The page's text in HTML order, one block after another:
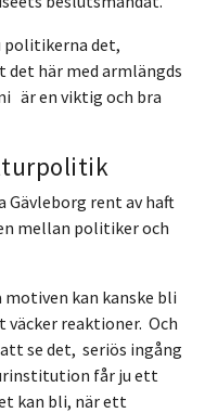
politikerna det,
det här med armlängds
är en viktig och bra
Gävleborg rent av haft
mellan politiker och
motiven kan kanske bli
väcker reaktioner. Och
se det, seriös ingång
får ju ett
kan bli, när ett